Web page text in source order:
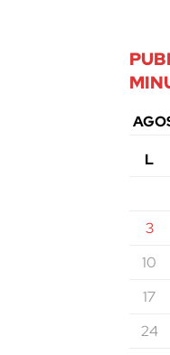
L
3
10
17
24